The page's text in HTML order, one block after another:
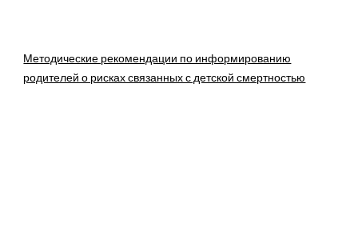
Методические рекомендации по информированию
родителей о рисках связанных с детской смертностью